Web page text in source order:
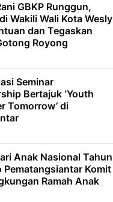
GBKP Runggun,
Wakili Wali Kota Wesly
dan Tegaskan
Royong
Seminar
Bertajuk ‘Youth
Tomorrow’ di
Anak Nasional Tahun
Pematangsiantar Komit
Ramah Anak